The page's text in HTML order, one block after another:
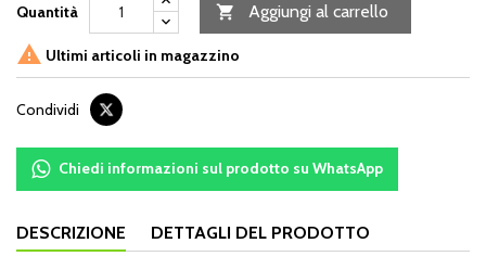
Quantità  Aggiungi al carrello
 Ultimi articoli in magazzino
Condividi
Chiedi informazioni sul prodotto su WhatsApp
DESCRIZIONE DETTAGLI DEL PRODOTTO